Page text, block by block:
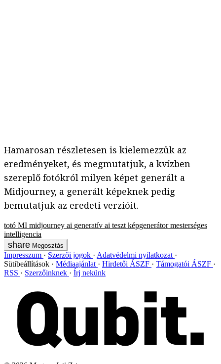
Hamarosan részletesen is kielemezzük az
eredményeket, és megmutatjuk, a kvízben
szereplő fotókról milyen képet generált a
Midjourney, a generált képeknek pedig
bemutatjuk az eredeti verzióit.
totó MI midjourney ai generatív ai teszt képgenerátor mesterséges
intelligencia
Megosztás
Impresszum Szerzői jogok
Adatvédelmi nyilatkozat
Sütibeállítások
Médiaajánlat Hirdetői ÁSZF
Támogatói ÁSZF
RSS
Szerzőinknek Írj nekünk